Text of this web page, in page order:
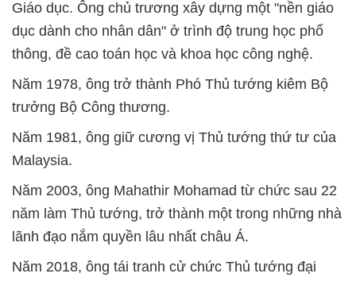
Giáo dục. Ông chủ trương xây dựng một "nền giáo
dục dành cho nhân dân" ở trình độ trung học phổ
thông, đề cao toán học và khoa học công nghệ.
Năm 1978, ông trở thành Phó Thủ tướng kiêm Bộ
trưởng Bộ Công thương.
Năm 1981, ông giữ cương vị Thủ tướng thứ tư của
Malaysia.
Năm 2003, ông Mahathir Mohamad từ chức sau 22
năm làm Thủ tướng, trở thành một trong những nhà
lãnh đạo nắm quyền lâu nhất châu Á.
Năm 2018, ông tái tranh cử chức Thủ tướng đại